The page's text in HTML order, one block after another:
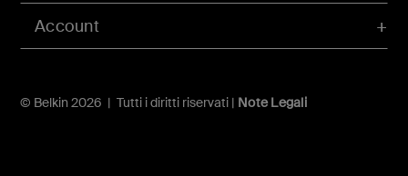
Account
© Belkin 2026 | Tutti i diritti riservati | Note Legali